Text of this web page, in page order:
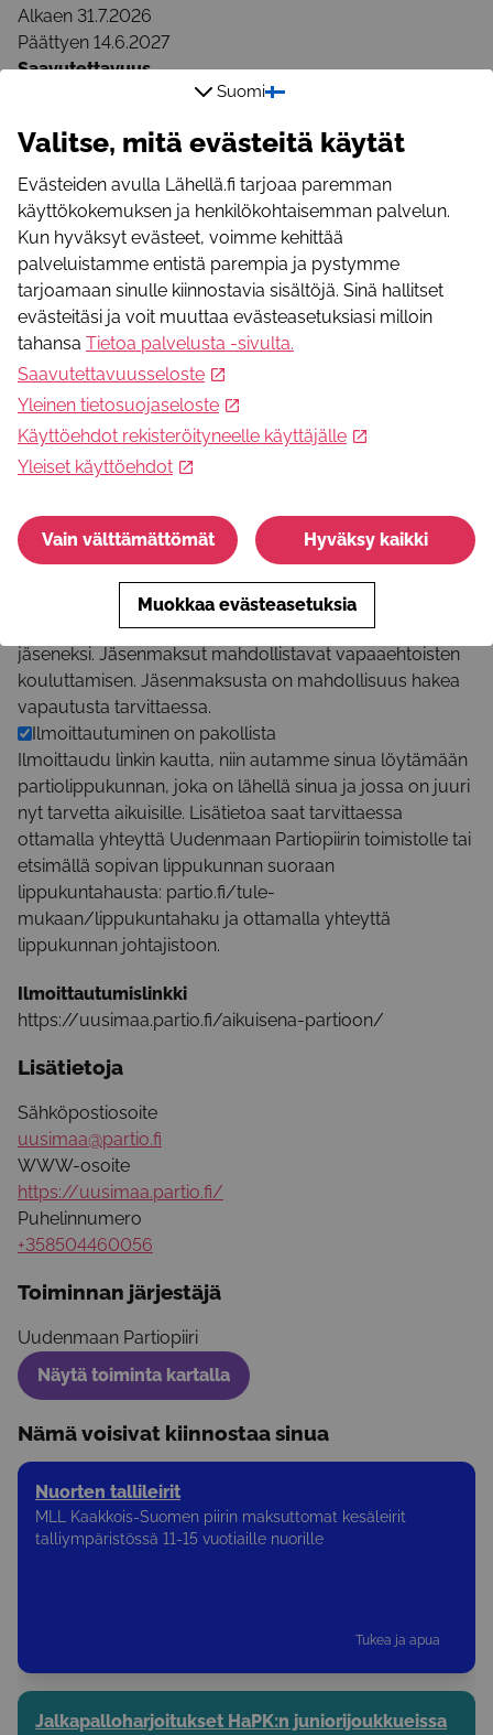
Alkaen 31.7.2026
Päättyen 14.6.2027
Saavutettavuus
Järjestäjä ei takaa paikan esteettömyyttä
Osoitetiedot
03600 Karkkila
Ajanjakso, jolloin toimintaan voi osallistua
Alkaen 31.7.2026
Päättyen 14.6.2027
Saavutettavuus
Järjestäjä ei takaa paikan esteettömyyttä
Kohderyhmä
Ikä 16-75
Toiminnan muodot
Järjestötoiminta ja luottamustehtävät
Kieli
Suomi, Ruotsi, Englanti, Saame
Hanko, Inkoo, Karkkila, Kirkkonummi, Lohja, Raasepori,
Siuntio, Vihti
Toivomme, että jokainen vapaaehtoinen liittyy partion
jäseneksi. Jäsenmaksut mahdollistavat vapaaehtoisten
kouluttamisen. Jäsenmaksusta on mahdollisuus hakea
vapautusta tarvittaessa.
Ilmoittautuminen on pakollista
Ilmoittaudu linkin kautta, niin autamme sinua löytämään
partiolippukunnan, joka on lähellä sinua ja jossa on juuri
nyt tarvetta aikuisille. Lisätietoa saat tarvittaessa
ottamalla yhteyttä Uudenmaan Partiopiirin toimistolle tai
etsimällä sopivan lippukunnan suoraan
lippukuntahausta: partio.fi/tule-
mukaan/lippukuntahaku ja ottamalla yhteyttä
lippukunnan johtajistoon.
Ilmoittautumislinkki
https://uusimaa.partio.fi/aikuisena-partioon/
Lisätietoja
Sähköpostiosoite
uusimaa@partio.fi
WWW-osoite
https://uusimaa.partio.fi/
Puhelinnumero
+358504460056
Toiminnan järjestäjä
Uudenmaan Partiopiiri
Näytä toiminta kartalla
Nämä voisivat kiinnostaa sinua
Nuorten tallileirit
MLL Kaakkois-Suomen piirin maksuttomat kesäleirit
talliympäristössä 11-15 vuotiaille nuorille
Tukea ja apua
Jalkapalloharjoitukset HaPK:n juniorijoukkueissa
Suomi
Valitse, mitä evästeitä käytät
Evästeiden avulla Lähellä.fi tarjoaa paremman
käyttökokemuksen ja henkilökohtaisemman palvelun.
Kun hyväksyt evästeet, voimme kehittää
palveluistamme entistä parempia ja pystymme
tarjoamaan sinulle kiinnostavia sisältöjä. Sinä hallitset
evästeitäsi ja voit muuttaa evästeasetuksiasi milloin
tahansa Tietoa palvelusta -sivulta.
Saavutettavuusseloste
Yleinen tietosuojaseloste
Käyttöehdot rekisteröityneelle käyttäjälle
Yleiset käyttöehdot
Vain välttämättömät Hyväksy kaikki
Muokkaa evästeasetuksia